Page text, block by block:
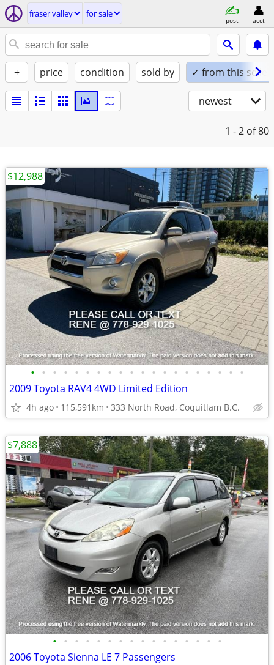
fraser valley for sale
post acct
+ price condition sold by ✓ from this seller
newest
1 - 2 of 80
• • • • • • • • • • • • • • • • • • • •
2009 Toyota RAV4 4WD Limited Edition
4h ago 115,591km 333 North Road, Coquitlam B.C.
$12,988
• • • • • • • • • • • • • • • •
2006 Toyota Sienna LE 7 Passengers
$7,888